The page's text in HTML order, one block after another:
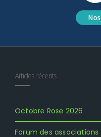
Articles récents
Octobre Rose 2026
Forum des associations